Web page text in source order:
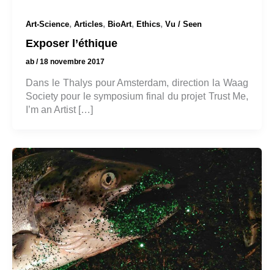
Art-Science, Articles, BioArt, Ethics, Vu / Seen
Exposer l’éthique
ab /18 novembre 2017
Dans le Thalys pour Amsterdam, direction la Waag
Society pour le symposium final du projet Trust Me,
I’m an Artist […]